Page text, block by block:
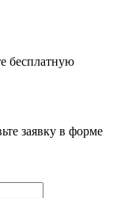
бесплатную
заявку в форме